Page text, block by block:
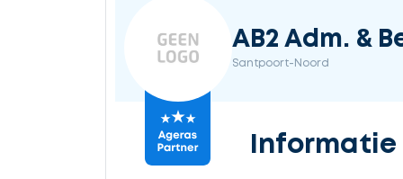
AB2 Adm. &
Santpoort-Noord
Informatie